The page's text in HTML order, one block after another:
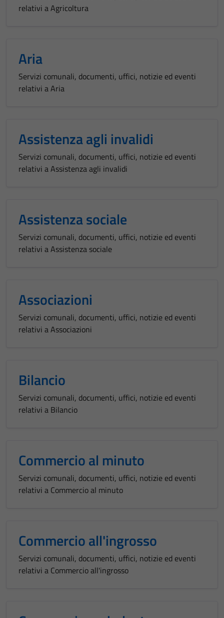
relativi a Agricoltura
Aria
Servizi comunali, documenti, uffici, notizie ed eventi
relativi a Aria
Assistenza agli invalidi
Servizi comunali, documenti, uffici, notizie ed eventi
relativi a Assistenza agli invalidi
Assistenza sociale
Servizi comunali, documenti, uffici, notizie ed eventi
relativi a Assistenza sociale
Associazioni
Servizi comunali, documenti, uffici, notizie ed eventi
relativi a Associazioni
Bilancio
Servizi comunali, documenti, uffici, notizie ed eventi
relativi a Bilancio
Commercio al minuto
Servizi comunali, documenti, uffici, notizie ed eventi
relativi a Commercio al minuto
Commercio all'ingrosso
Servizi comunali, documenti, uffici, notizie ed eventi
relativi a Commercio all'ingrosso